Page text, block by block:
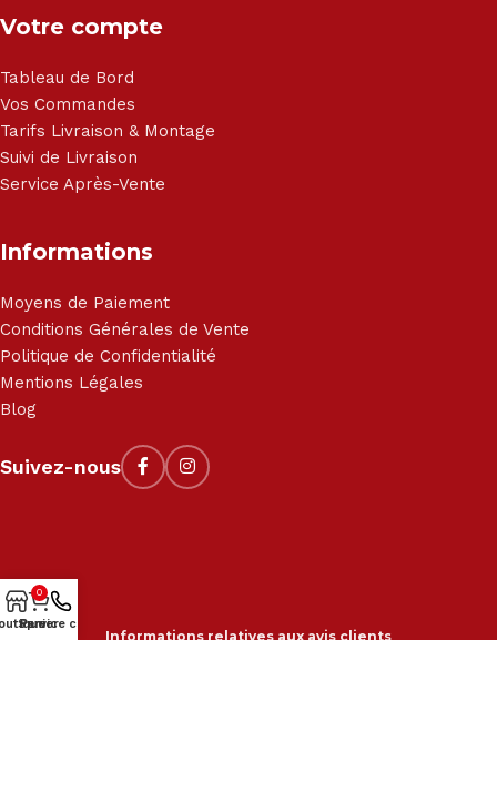
Votre compte
Tableau de Bord
Vos Commandes
Tarifs Livraison & Montage
Suivi de Livraison
Service Après-Vente
Informations
Moyens de Paiement
Conditions Générales de Vente
Politique de Confidentialité
Mentions Légales
Blog
Suivez-nous
Informations relatives aux avis clients
0
Panier
Service client